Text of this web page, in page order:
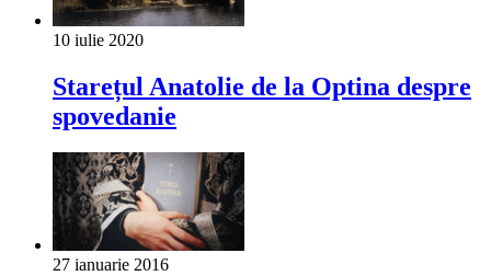
10 iulie 2020
Starețul Anatolie de la Optina despre
spovedanie
27 ianuarie 2016